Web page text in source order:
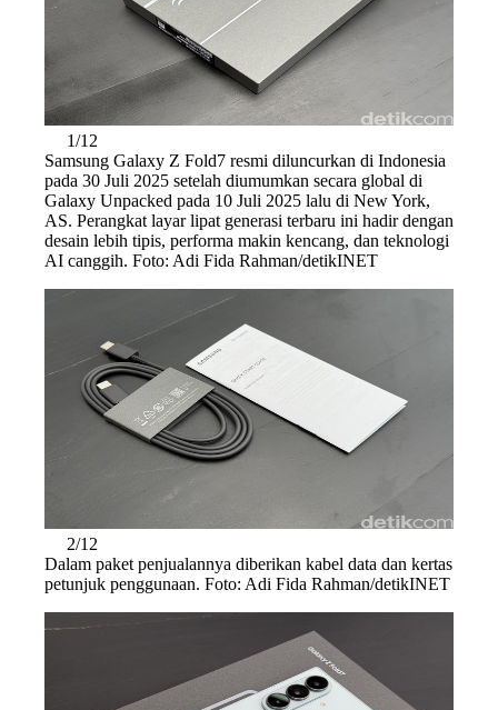
1/12
Samsung Galaxy Z Fold7 resmi diluncurkan di Indonesia
pada 30 Juli 2025 setelah diumumkan secara global di
Galaxy Unpacked pada 10 Juli 2025 lalu di New York,
AS. Perangkat layar lipat generasi terbaru ini hadir dengan
desain lebih tipis, performa makin kencang, dan teknologi
AI canggih. Foto: Adi Fida Rahman/detikINET
2/12
Dalam paket penjualannya diberikan kabel data dan kertas
petunjuk penggunaan. Foto: Adi Fida Rahman/detikINET